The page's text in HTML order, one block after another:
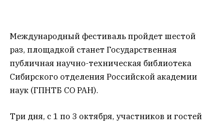
Международный фестиваль пройдет шестой
раз, площадкой станет Государственная
публичная научно-техническая библиотека
Сибирского отделения Российской академии
наук (ГПНТБ СО РАН).
Три дня, с 1 по 3 октября, участников и гостей